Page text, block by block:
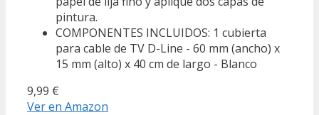
pintura.
COMPONENTES INCLUIDOS: 1 cubierta
para cable de TV D-Line - 60 mm (ancho) x
15 mm (alto) x 40 cm de largo - Blanco
9,99 €
Ver en Amazon